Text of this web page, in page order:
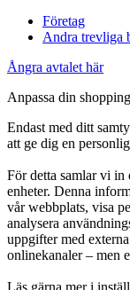
Företag
Andra trevliga
Ångra avtalet här
Anpassa din
Endast med ditt
att ge dig en
För detta samlar vi in
enheter. Denna
vår webbplats, visa
analysera
uppgifter med
onlinekanaler – men